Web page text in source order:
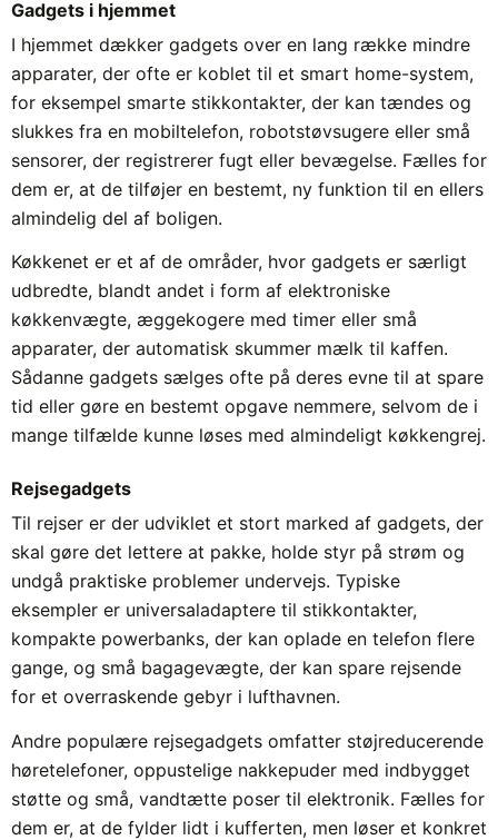
Gadgets i hjemmet
I hjemmet dækker gadgets over en lang række mindre
apparater, der ofte er koblet til et smart home-system,
for eksempel smarte stikkontakter, der kan tændes og
slukkes fra en mobiltelefon, robotstøvsugere eller små
sensorer, der registrerer fugt eller bevægelse. Fælles for
dem er, at de tilføjer en bestemt, ny funktion til en ellers
almindelig del af boligen.
Køkkenet er et af de områder, hvor gadgets er særligt
udbredte, blandt andet i form af elektroniske
køkkenvægte, æggekogere med timer eller små
apparater, der automatisk skummer mælk til kaffen.
Sådanne gadgets sælges ofte på deres evne til at spare
tid eller gøre en bestemt opgave nemmere, selvom de i
mange tilfælde kunne løses med almindeligt køkkengrej.
Rejsegadgets
Til rejser er der udviklet et stort marked af gadgets, der
skal gøre det lettere at pakke, holde styr på strøm og
undgå praktiske problemer undervejs. Typiske
eksempler er universaladaptere til stikkontakter,
kompakte powerbanks, der kan oplade en telefon flere
gange, og små bagagevægte, der kan spare rejsende
for et overraskende gebyr i lufthavnen.
Andre populære rejsegadgets omfatter støjreducerende
høretelefoner, oppustelige nakkepuder med indbygget
støtte og små, vandtætte poser til elektronik. Fælles for
dem er, at de fylder lidt i kufferten, men løser et konkret